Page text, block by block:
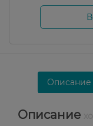
Описание
Описание